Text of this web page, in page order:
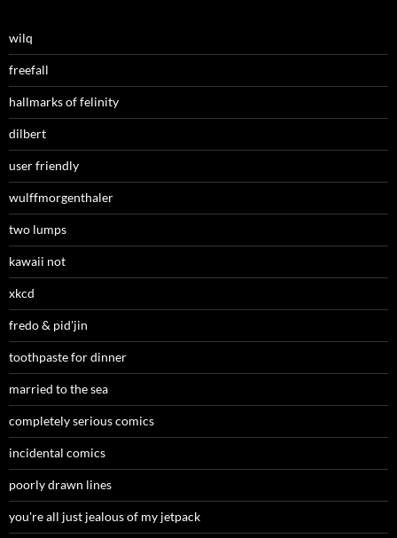
wilq
freefall
hallmarks of felinity
dilbert
user friendly
wulffmorgenthaler
two lumps
kawaii not
xkcd
fredo & pid'jin
toothpaste for dinner
married to the sea
completely serious comics
incidental comics
poorly drawn lines
you're all just jealous of my jetpack